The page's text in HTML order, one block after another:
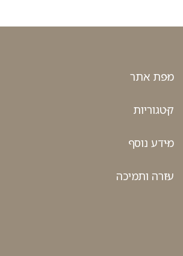
מפת אתר
קטגוריות
מידע נוסף
עזרה ותמיכה